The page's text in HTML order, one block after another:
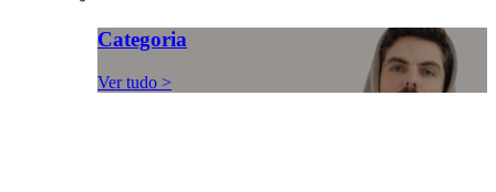
Categoria
Ver tudo >